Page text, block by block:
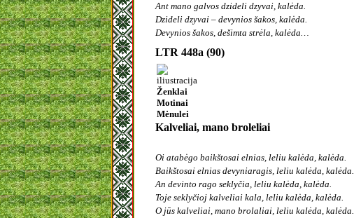
Ant mano galvos dzideli dzyvai, kalėda.
Dzideli dzyvai – devynios šakos, kalėda.
Devynios šakos, dešimta strėla, kalėda…
LTR 448a (90)
Ženklai
Motinai
Mėnulei
Kalveliai, mano broleliai
Oi atabėgo baikštosai elnias, leliu kalėda, kalėda.
Baikštosai elnias devyniaragis, leliu kalėda, kalėda.
An devinto rago seklyčia, leliu kalėda, kalėda.
Toje seklyčioj kalveliai kala, leliu kalėda, kalėda.
O jūs kalveliai, mano brolaliai, leliu kalėda, kalėda.